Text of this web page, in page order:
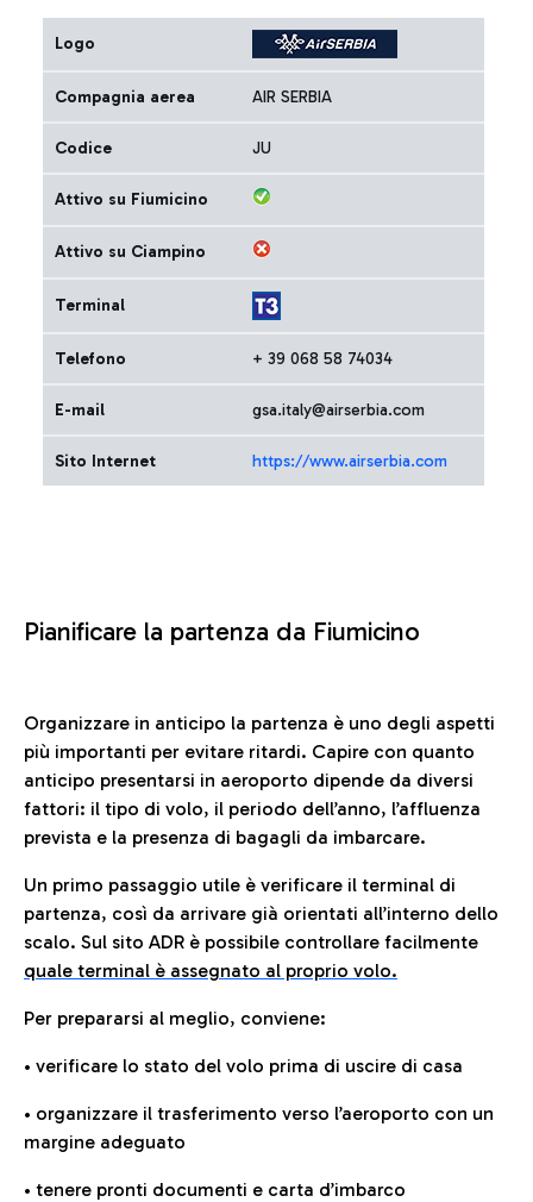
Logo
Compagnia aerea AIR SERBIA
Codice JU
Attivo su Fiumicino
Attivo su Ciampino
Terminal
Telefono + 39 068 58 74034
E-mail gsa.italy@airserbia.com
Sito Internet https://www.airserbia.com
Pianificare la partenza da Fiumicino
Organizzare in anticipo la partenza è uno degli aspetti
più importanti per evitare ritardi. Capire con quanto
anticipo presentarsi in aeroporto dipende da diversi
fattori: il tipo di volo, il periodo dell’anno, l’affluenza
prevista e la presenza di bagagli da imbarcare.
Un primo passaggio utile è verificare il terminal di
partenza, così da arrivare già orientati all’interno dello
scalo. Sul sito ADR è possibile controllare facilmente
quale terminal è assegnato al proprio volo.
Per prepararsi al meglio, conviene:
• verificare lo stato del volo prima di uscire di casa
• organizzare il trasferimento verso l’aeroporto con un
margine adeguato
• tenere pronti documenti e carta d’imbarco